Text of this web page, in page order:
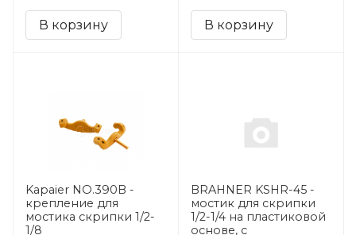
В корзину В корзину
Kapaier NO.390B -
крепление для
мостика скрипки 1/2-
1/8
BRAHNER KSHR-45 -
мостик для скрипки
1/2-1/4 на пластиковой
основе, с